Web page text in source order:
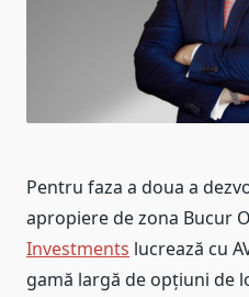
Pentru faza a doua a
apropiere de zona Bucur
Investments lucrează cu
gamă largă de opțiuni de